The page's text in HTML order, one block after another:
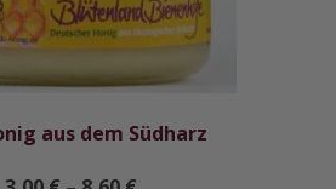
aus dem Südharz